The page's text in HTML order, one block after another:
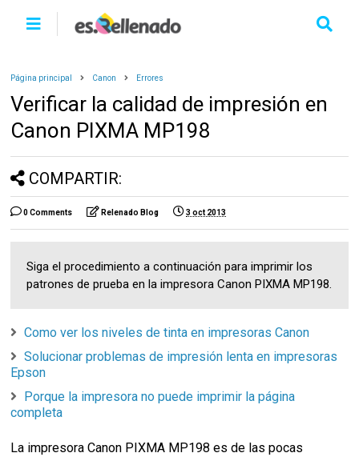
Página principal Canon Errores
Verificar la calidad de impresión en
Canon PIXMA MP198
COMPARTIR:
0 Comments Relenado Blog 3 oct 2013
Siga el procedimiento a continuación para imprimir los
patrones de prueba en la impresora Canon PIXMA MP198.
Como ver los niveles de tinta en impresoras Canon
Solucionar problemas de impresión lenta en impresoras
Epson
Porque la impresora no puede imprimir la página
completa
La impresora Canon PIXMA MP198 es de las pocas